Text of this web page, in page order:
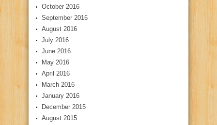
October 2016
September 2016
August 2016
July 2016
June 2016
May 2016
April 2016
March 2016
January 2016
December 2015
August 2015